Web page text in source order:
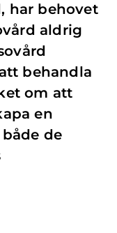
har behovet
aldrig
behandla
om att
en
de